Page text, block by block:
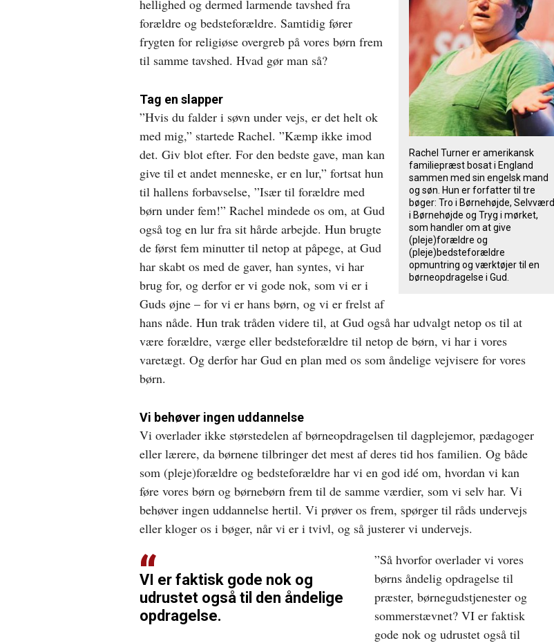
Rachel Turner er amerikansk
familiepræst bosat i England
sammen med sin engelsk mand
og søn. Hun er forfatter til tre
bøger: Tro i Børnehøjde, Selvværd
i Børnehøjde og Tryg i mørket,
som handler om at give
(pleje)forældre og
(pleje)bedsteforældre
opmuntring og værktøjer til en
børneopdragelse i Gud.
hellighed og dermed larmende tavshed fra
forældre og bedsteforældre. Samtidig fører
frygten for religiøse overgreb på vores børn frem
til samme tavshed. Hvad gør man så?
Tag en slapper
”Hvis du falder i søvn under vejs, er det helt ok
med mig,” startede Rachel. ”Kæmp ikke imod
det. Giv blot efter. For den bedste gave, man kan
give til et andet menneske, er en lur,” fortsat hun
til hallens forbavselse, ”Især til forældre med
børn under fem!” Rachel mindede os om, at Gud
også tog en lur fra sit hårde arbejde. Hun brugte
de først fem minutter til netop at påpege, at Gud
har skabt os med de gaver, han syntes, vi har
brug for, og derfor er vi gode nok, som vi er i
Guds øjne – for vi er hans børn, og vi er frelst af
hans nåde. Hun trak tråden videre til, at Gud også har udvalgt netop os til at
være forældre, værge eller bedsteforældre til netop de børn, vi har i vores
varetægt. Og derfor har Gud en plan med os som åndelige vejvisere for vores
børn.
Vi behøver ingen uddannelse
Vi overlader ikke størstedelen af børneopdragelsen til dagplejemor, pædagoger
eller lærere, da børnene tilbringer det mest af deres tid hos familien. Og både
som (pleje)forældre og bedsteforældre har vi en god idé om, hvordan vi kan
føre vores børn og børnebørn frem til de samme værdier, som vi selv har. Vi
behøver ingen uddannelse hertil. Vi prøver os frem, spørger til råds undervejs
eller kloger os i bøger, når vi er i tvivl, og så justerer vi undervejs.
VI er faktisk gode nok og
udrustet også til den åndelige
opdragelse.
”Så hvorfor overlader vi vores
børns åndelig opdragelse til
præster, børnegudstjenester og
sommerstævnet? VI er faktisk
gode nok og udrustet også til